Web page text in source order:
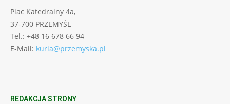
Plac Katedralny 4a,
37-700 PRZEMYŚL
Tel.: +48 16 678 66 94
E-Mail: kuria@przemyska.pl
REDAKCJA STRONY